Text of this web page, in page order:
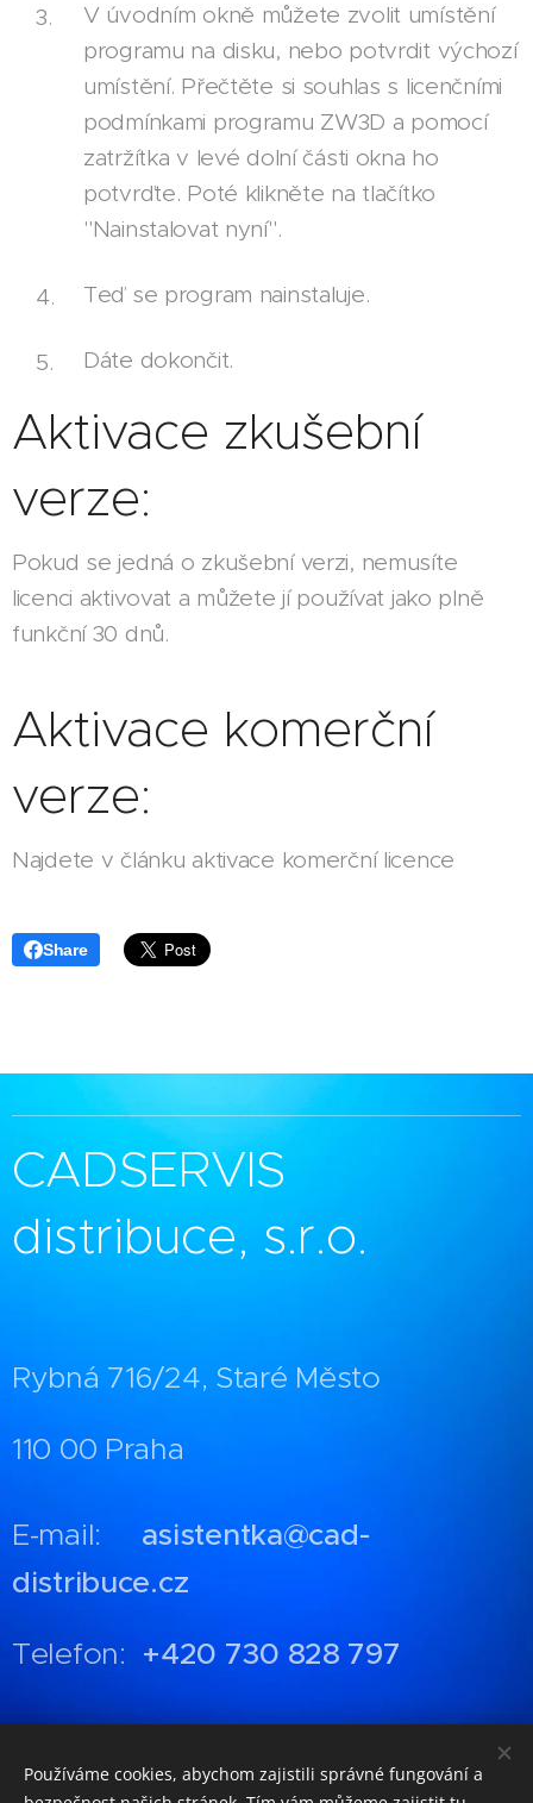
V úvodním okně můžete zvolit umístění
programu na disku, nebo potvrdit výchozí
umístění. Přečtěte si souhlas s licenčními
podmínkami programu ZW3D a pomocí
zatržítka v levé dolní části okna ho
potvrďte. Poté klikněte na tlačítko
"Nainstalovat nyní".
Teď se program nainstaluje.
Dáte dokončit.
Aktivace zkušební
verze:
Pokud se jedná o zkušební verzi, nemusíte
licenci aktivovat a můžete jí používat jako plně
funkční 30 dnů.
Aktivace komerční
verze:
Najdete v článku aktivace komerční licence
Share
CADSERVIS
distribuce, s.r.o.
Rybná 716/24, Staré Město
110 00 Praha
E-mail: asistentka@cad-
distribuce.cz
Telefon: +420 730 828 797
GDPR
Používáme cookies, abychom zajistili správné fungování a